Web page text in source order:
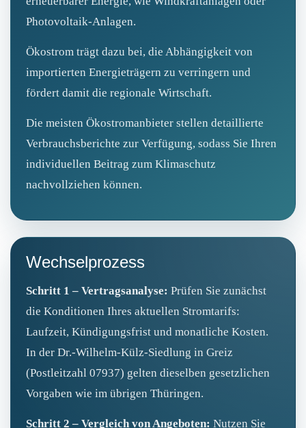
Photovoltaik‑Anlagen.
Ökostrom trägt dazu bei, die Abhängigkeit von
importierten Energieträgern zu verringern und
fördert damit die regionale Wirtschaft.
Die meisten Ökostromanbieter stellen detaillierte
Verbrauchsberichte zur Verfügung, sodass Sie Ihren
individuellen Beitrag zum Klimaschutz
nachvollziehen können.
Wechselprozess
Schritt 1 – Vertragsanalyse: Prüfen Sie zunächst
die Konditionen Ihres aktuellen Stromtarifs:
Laufzeit, Kündigungsfrist und monatliche Kosten.
In der Dr.-Wilhelm-Külz-Siedlung in Greiz
(Postleitzahl 07937) gelten dieselben gesetzlichen
Vorgaben wie im übrigen Thüringen.
Schritt 2 – Vergleich von Angeboten: Nutzen Sie